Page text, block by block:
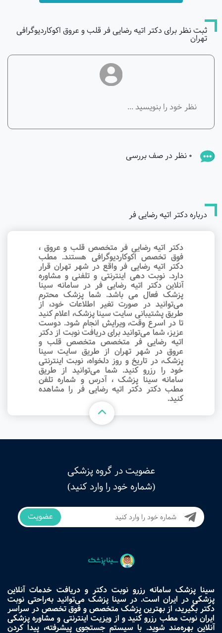
ثبت نظر برای دکتر اتیه رضایی فر قلب و عروق اکوکاردیوگرافی
تهران
0 نظر در صف بررسی
درباره دکتر اتیه رضایی فر
دکتر اتیه رضایی فر متخصص قلب و عروق ،
فوق تخصص اکوکاردیوگرافی هستند. مطب
دکتر اتیه رضایی فر واقع در شهر تهران قرار
دارد. نوبت‌ دهی اینترنتی و تلفنی و مشاوره
آنلاین دکتر اتیه رضایی فر در سامانه سینا
پزشک فعال می باشد. شما پزشک محترم
می‌توانید در صورت تغیر اطلاعات خود، از
طریق پشتیبانی سایت سینا پزشک، اعلام کنید
تا در اسرع وقت‌، ویرایش انجام شود. دوست
عزیز، شما می‌توانید برای دریافت نوبت از دکتر
اتیه رضایی فر متخصص متخصص قلب و
عروق در شهر تهران از طریق سایت سینا
پزشک، در تاریخ و روز دلخواه، نوبت اینترنتی
خود را رزرو کنید. شما می‌توانید از طریق
سامانه سینا پزشک ، آدرس و شماره تلفن
مطب دکتر دکتر اتیه رضایی فر را مشاهده
کنید.
عضویت در گروه پزشکی
(شماره خود را وارد کنید)
عضویت
سینا پزشک سامانه رزرو نوبت دکتر و دریافت خدمات آنلاین
پزشکی در ایران است. در سینا پزشک می‌توانید به‌راحتی نوبت
دکتر بگیرید، از بهترین پزشک متخصص و فوق تخصص در سراسر
ایران نوبت مطب رزرو کنید و از ویزیت اینترنتی و مشاوره پزشکی
آنلاین بهره‌مند شوید. با سیستم جستجوی پیشرفته، پیدا کردن